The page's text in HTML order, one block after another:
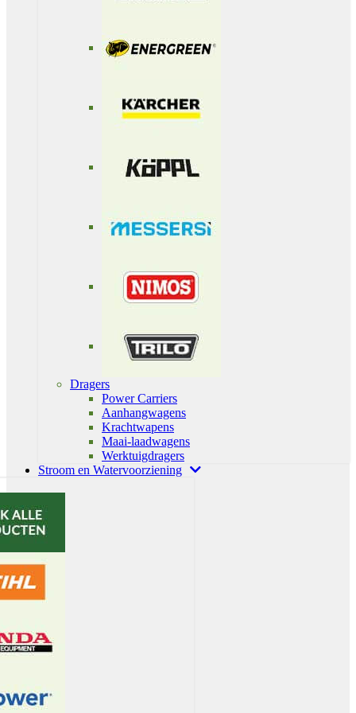
Dragers
Power Carriers
Aanhangwagens
Krachtwapens
Maai-laadwagens
Werktuigdragers
Stroom en Watervoorziening